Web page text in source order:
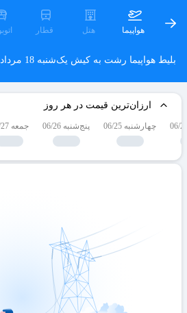
هواپیما هتل قطار
بلیط هواپیما رشت به کیش یک‌شنبه 18 مرداد
ارزان‌ترین قیمت در هر روز
چهارشنبه 06/25 پنج‌شنبه 06/26 جمعه 06/27